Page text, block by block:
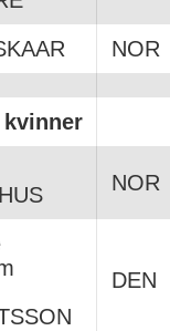
NOR
kvinner
NOR
DEN